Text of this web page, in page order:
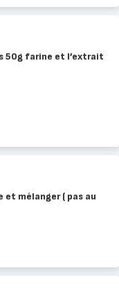
50g farine et l’extrait
mélanger ( pas au